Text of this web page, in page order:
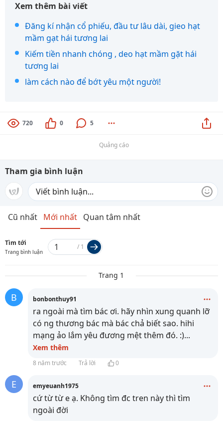
Xem thêm bài viết
Đăng kí nhận cổ phiếu, đầu tư lâu dài, gieo hạt
mầm gạt hái tương lai
Kiếm tiền nhanh chóng , deo hạt mầm gặt hái
tương lai
làm cách nào để bớt yêu một người!
720 0 5
Quảng cáo
Tham gia bình luận
Cũ nhất Mới nhất Quan tâm nhất
Tìm tới
Trang bình luận
/ 1
Trang 1
B bonbonthuy91
ra ngoài mà tìm bác ơi. hãy nhìn xung quanh lỡ
có ng thương bác mà bác chả biết sao. hihi
mạng ảo lắm yêu đương mệt thêm đó. :)...
Xem thêm
8 năm trước Trả lời 0
E emyeuanh1975
cứ từ từ e ạ. Không tìm đc tren này thì tìm
ngoài đời